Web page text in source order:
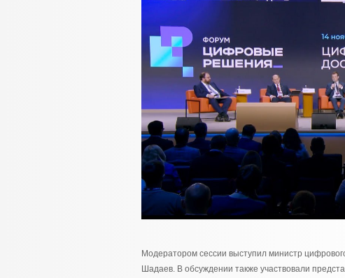
Модератором сессии выступил министр
Шадаев. В обсуждении также участвовали